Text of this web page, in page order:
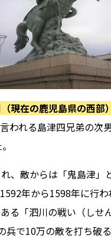
現在の鹿児島県の西部
われる島津四兄弟の次
、敵からは「鬼島津」
年から1598年に行
る「泗川の戦い（しせ
兵で10万の敵を打ち破